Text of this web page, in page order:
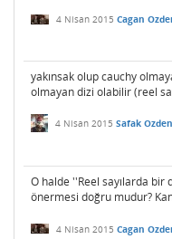
4 Nisan 2015 Cagan
yakınsak olup cauchy
olmayan dizi olabilir (reel
4 Nisan 2015 Safak Ozden
O halde ''Reel sayılarda bir
önermesi doğru mudur?
4 Nisan 2015 Cagan